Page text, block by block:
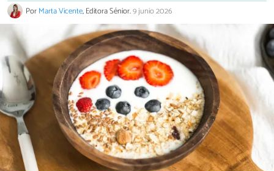
PorMarta Vicente, Editora Sénior.9 junio 2026